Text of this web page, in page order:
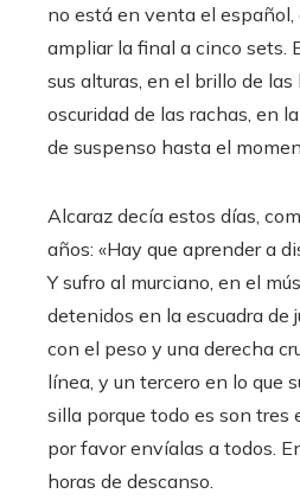
no está en venta el español,
ampliar la final a cinco sets.
sus alturas, en el brillo de
oscuridad de las rachas, en
de suspenso hasta el
Alcaraz decía estos días,
años: «Hay que aprender a
Y sufro al murciano, en el
detenidos en la escuadra de
con el peso y una derecha
línea, y un tercero en lo que
silla porque todo es son tres
por favor envíalas a todos.
horas de descanso.